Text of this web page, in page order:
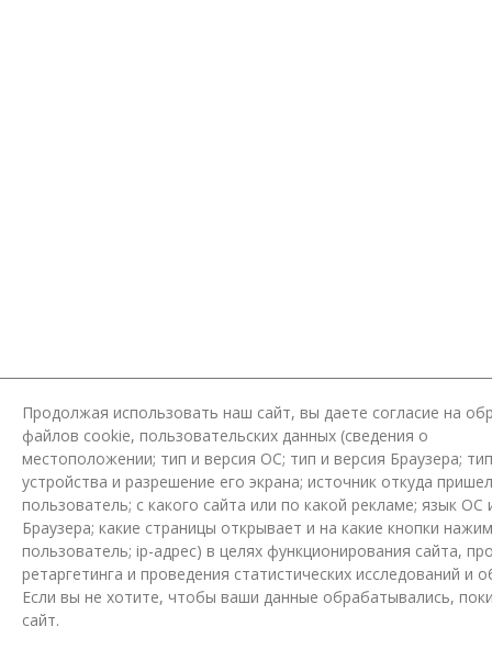
Продолжая использовать наш сайт, вы даете согласие на
файлов cookie, пользовательских данных (сведения о
местоположении; тип и версия ОС; тип и версия Браузера; тип
устройства и разрешение его экрана; источник откуда
пользователь; с какого сайта или по какой рекламе; язык ОС
Браузера; какие страницы открывает и на какие кнопки
пользователь; ip-адрес) в целях функционирования сайта,
ретаргетинга и проведения статистических исследований и
Если вы не хотите, чтобы ваши данные обрабатывались,
сайт.